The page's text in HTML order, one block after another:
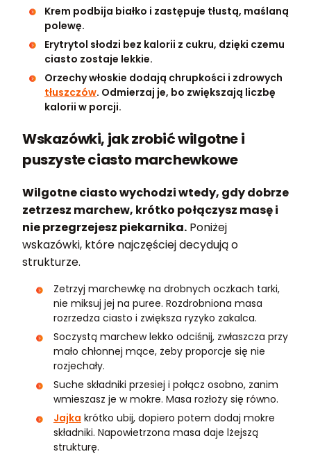
Krem podbija białko i zastępuje tłustą, maślaną
polewę.
Erytrytol słodzi bez kalorii z cukru, dzięki czemu
ciasto zostaje lekkie.
Orzechy włoskie dodają chrupkości i zdrowych
tłuszczów. Odmierzaj je, bo zwiększają liczbę
kalorii w porcji.
Wskazówki, jak zrobić wilgotne i
puszyste ciasto marchewkowe
Wilgotne ciasto wychodzi wtedy, gdy dobrze
zetrzesz marchew, krótko połączysz masę i
nie przegrzejesz piekarnika. Poniżej
wskazówki, które najczęściej decydują o
strukturze.
Zetrzyj marchewkę na drobnych oczkach tarki,
nie miksuj jej na puree. Rozdrobniona masa
rozrzedza ciasto i zwiększa ryzyko zakalca.
Soczystą marchew lekko odciśnij, zwłaszcza przy
mało chłonnej mące, żeby proporcje się nie
rozjechały.
Suche składniki przesiej i połącz osobno, zanim
wmieszasz je w mokre. Masa rozłoży się równo.
Jajka krótko ubij, dopiero potem dodaj mokre
składniki. Napowietrzona masa daje lżejszą
strukturę.